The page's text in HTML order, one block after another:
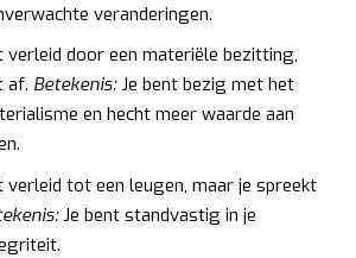
veranderingen.
door een materiële bezitting,
af. Betekenis:Je bent bezig met het
en hecht meer waarde aan
tot een leugen, maar je spreekt
Je bent standvastig in je